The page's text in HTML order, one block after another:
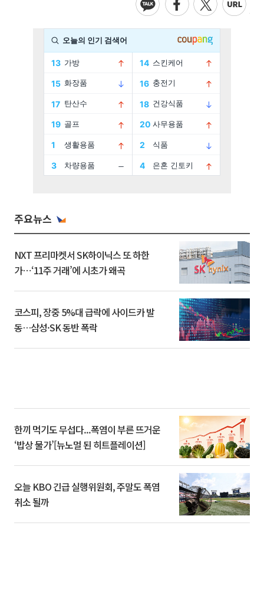
주요뉴스
NXT 프리마켓서 SK하이닉스 또 하한
가⋯‘11주 거래’에 시초가 왜곡
코스피, 장중 5%대 급락에 사이드카 발
동…삼성·SK 동반 폭락
한끼 먹기도 무섭다...폭염이 부른 뜨거운
‘밥상 물가’[뉴노멀 된 히트플레이션]
오늘 KBO 긴급 실행위원회, 주말도 폭염
취소 될까